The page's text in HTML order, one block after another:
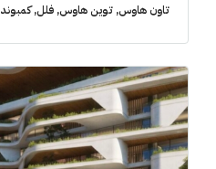
تاون هاوس, توين هاوس, فلل, كمبوند